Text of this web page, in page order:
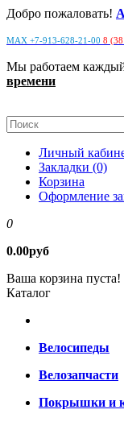
Добро пожаловать!
MAX +7-913-628-21-00 8
Мы работаем
времени
Личный
Закладки (0)
Корзина
Оформление
0
0.00руб
Ваша корзина пуста!
Каталог
Велосипеды
Велозапчасти
Покрышки и